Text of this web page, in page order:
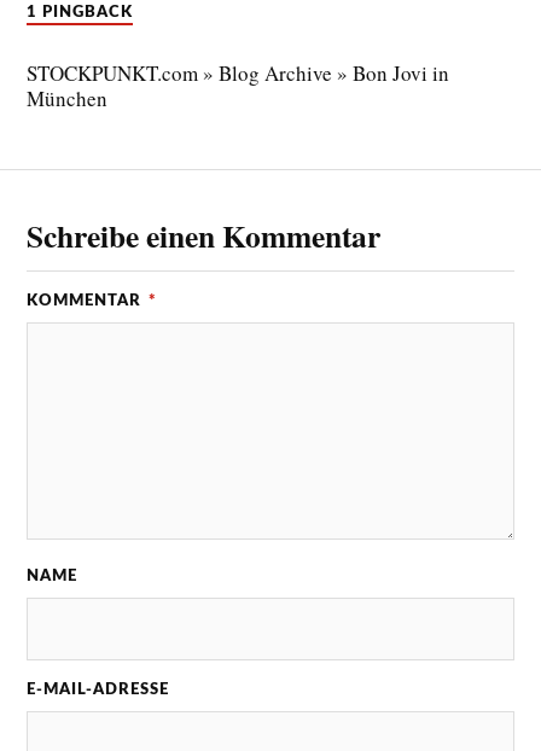
1 PINGBACK
STOCKPUNKT.com » Blog Archive » Bon Jovi in
München
Schreibe einen Kommentar
KOMMENTAR *
NAME
E-MAIL-ADRESSE